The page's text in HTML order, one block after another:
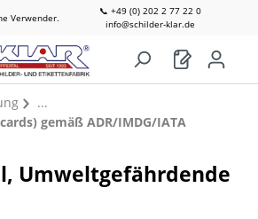
Verwender.
📞 +49 (0) 202 2 77 22 0
info@schilder-klar.de
gemäß ADR/IMDG/IATA
Umweltgefährdende